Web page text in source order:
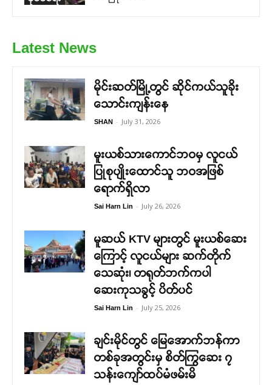
Latest News
မိုင်းဆတ်မြို့တွင် ဆိုင်ကယ်သူခိုး
သောင်းကျန်းနေ
SHAN - July 31, 2026
မူးယစ်သားကောင်ဘဝမှ လူငယ်
ပြုစုပျိုးထောင်သူ ဘဝအဖြစ်
ရောက်ရှိလာ
Sai Harn Lin - July 26, 2026
မူဆယ် KTV များတွင် မူးယစ်ဆေး
ကြောင့် လူငယ်များ ဆက်တိုက်
သေဆုံး၊ တရုတ်ဘက်ကပါ
ဆေးကုသခွင့် ပိတ်ပင်
Sai Harn Lin - July 25, 2026
ချင်းမိုင်တွင် မြေအောက်ဘန်ကာ
တစ်ခုအတွင်းမှ စိတ်ကြွဆေး ၇
သန်းကျော်ထပ်မံဖမ်းမိ